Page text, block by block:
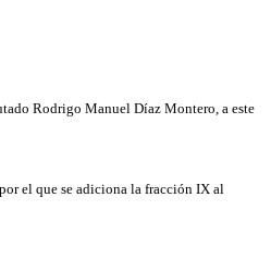
Rodrigo Manuel Díaz Montero, a este
el que se adiciona la fracción IX al